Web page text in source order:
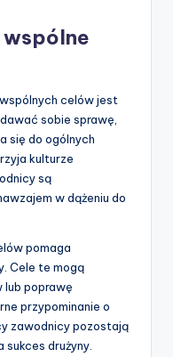
wspólne
celów jest
sobie sprawę,
się do ogólnych
kulturze
są
w dążeniu do
pomaga
Cele te mogą
lub poprawę
przypominanie o
zawodnicy pozostają
drużyny.